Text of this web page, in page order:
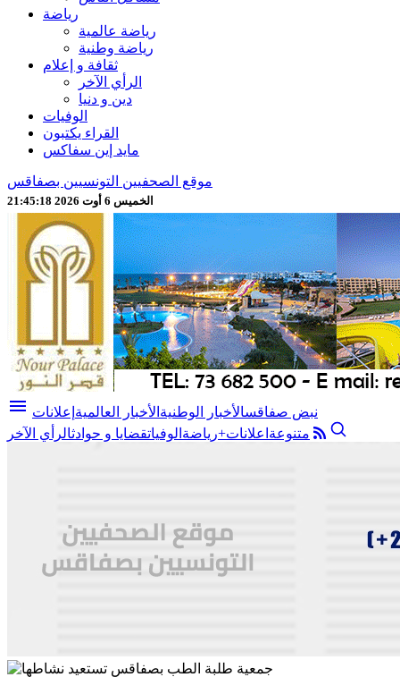
رياضة
رياضة عالمية
رياضة وطنية
ثقافة و إعلام
الرأي الآخر
دين و دنيا
الوفيات
القراء يكتبون
مايد إين سفاكس
موقع الصحفيين التونسيين بصفاقس
الخميس 6 أوت 2026 21:45:20
menu نبض صفاقسالأخبار الوطنية الأخبار العالمية إعلانات
متنوعة اعلانات+رياضة الوفياتقضايا و حوادثالرأي الآخر